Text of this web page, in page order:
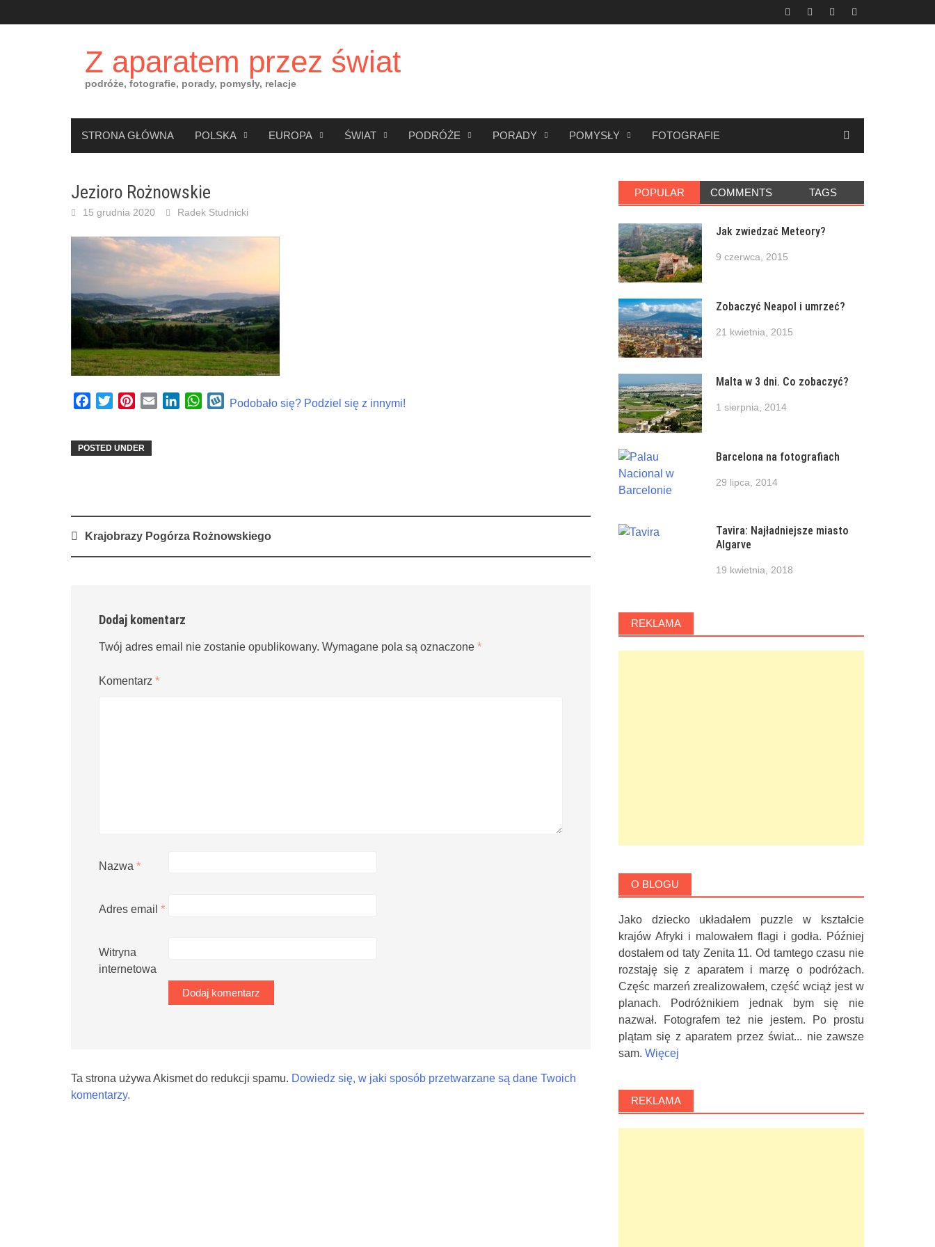
to
Z aparatem przez świat
podróże, fotografie, porady, pomysły, relacje
STRONA GŁÓWNA POLSKA EUROPA ŚWIAT PODRÓŻE PORADY POMYSŁY FOTOGRAFIE
Jezioro Rożnowskie
15 grudnia 2020 Radek Studnicki
Facebook
TwitterPinterest
Email LinkedInWhatsApp
Wykop
Podobało się? Podziel się z innymi!
POSTED UNDER
PostKrajobrazy Pogórza Rożnowskiego
Dodaj komentarz
Twój adres email nie zostanie opublikowany. Wymagane pola są oznaczone *
Komentarz *
Nazwa *
Adres email *
Witryna
internetowa
Ta strona używa Akismet do redukcji spamu. Dowiedz się, w jaki sposób przetwarzane są dane Twoich
komentarzy.
POPULAR COMMENTS TAGS
Jak zwiedzać Meteory?
9 czerwca, 2015
Zobaczyć Neapol i umrzeć?
21 kwietnia, 2015
Malta w 3 dni. Co zobaczyć?
1 sierpnia, 2014
Barcelona na fotografiach
29 lipca, 2014
Tavira: Najładniejsze miasto
Algarve
19 kwietnia, 2018
REKLAMA
O BLOGU
Jako dziecko układałem puzzle w kształcie
krajów Afryki i malowałem flagi i godła. Później
dostałem od taty Zenita 11. Od tamtego czasu nie
rozstaję się z aparatem i marzę o podróżach.
Częśc marzeń zrealizowałem, część wciąż jest w
planach. Podróżnikiem jednak bym się nie
nazwał. Fotografem też nie jestem. Po prostu
plątam się z aparatem przez świat... nie zawsze
sam. Więcej
REKLAMA